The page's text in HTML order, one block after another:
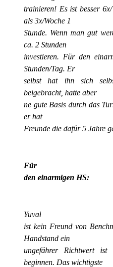
trainieren! Es ist besser
als 3x/Woche 1
Stunde. Wenn man gut
ca. 2 Stunden
investieren. Für den
Stunden/Tag. Er
selbst hat ihn sich
beigebracht, hatte aber
ne gute Basis durch das
er hat
Freunde die dafür 5 Jahre
Für
den einarmigen HS:
Yuval
ist kein Freund von
Handstand ein
ungefährer Richtwert
beginnen. Das wichtigste